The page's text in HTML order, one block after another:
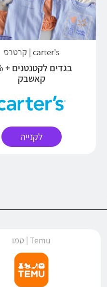
carter's | קרטרס
קאשבק
לקנייה
Temu | טמו